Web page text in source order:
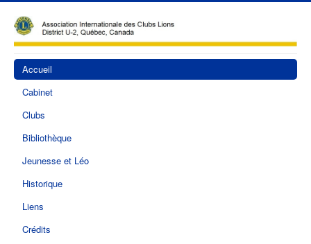
Accueil
Cabinet
Clubs
Bibliothèque
Jeunesse et Léo
Historique
Liens
Crédits